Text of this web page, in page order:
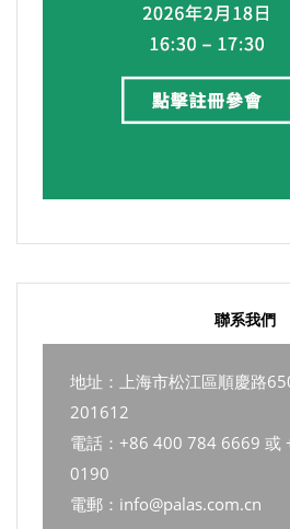
聯系我們
地址：上海市松江區順慶路
201612
電話：+86 400 784 6669 或
0190
電郵：info@palas.com.cn